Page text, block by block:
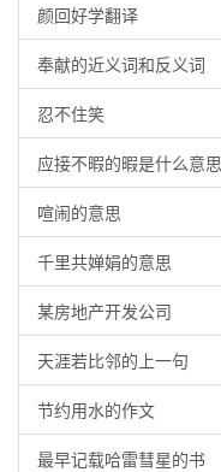
颜回好学翻译
奉献的近义词和反义词
忍不住笑
应接不暇的暇是什么意思
喧闹的意思
千里共婵娟的意思
某房地产开发公司
天涯若比邻的上一句
节约用水的作文
最早记载哈雷彗星的书